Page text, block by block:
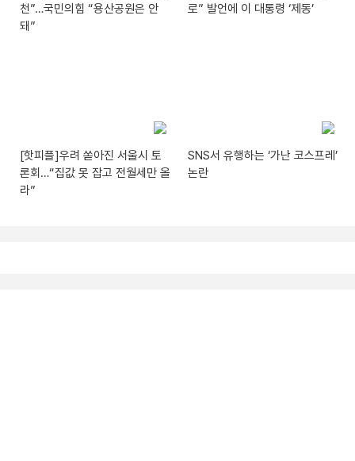
천”…국민의힘 “용산공원은 안
돼”
로” 발언에 이 대통령 ‘제동’
[핫피플]우려 쏟아진 서울시 토
론회…“집값 못 잡고 전월세만 올
라”
SNS서 유행하는 ‘가난 코스프레’
논란